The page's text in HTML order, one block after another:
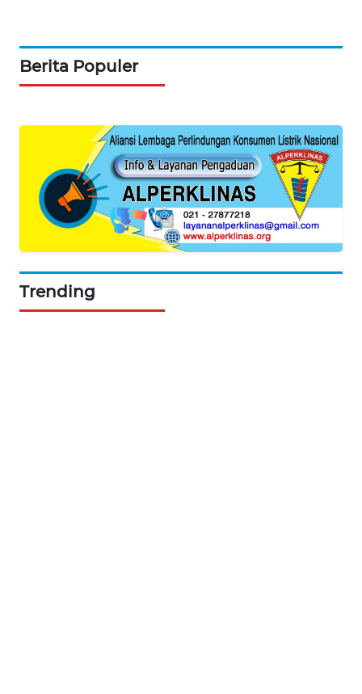
Berita Populer
Trending